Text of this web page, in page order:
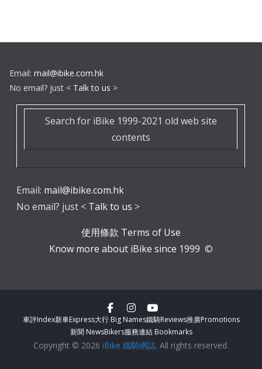
Email: mail@ibike.com.hk
No email? just < Talk to us >
Search for iBike 1999-2021 old web site
contents
Email: mail@ibike.com.hk
No email? just < Talk to us >
使用條款 Terms of Use
Know more about iBike since 1999 ©
車評Index新車Express大行 Big Names鐵騎Reviews推廣Promotions
新聞 NewsBikers服務連結 Bookmarks
Copyright © 2026 iBike 鐵騎網誌. All rights reserved.